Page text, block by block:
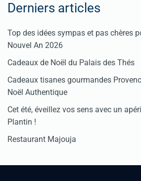
Derniers articles
Top des idées sympas et pas chères
Nouvel An 2026
Cadeaux de Noël du Palais des Thés
Cadeaux tisanes gourmandes
Noël Authentique
Cet été, éveillez vos sens avec un
Plantin !
Restaurant Majouja